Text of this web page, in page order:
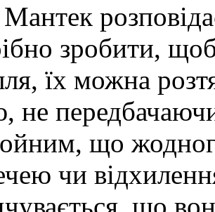
зробити,
їх можна
не
що
чи
що